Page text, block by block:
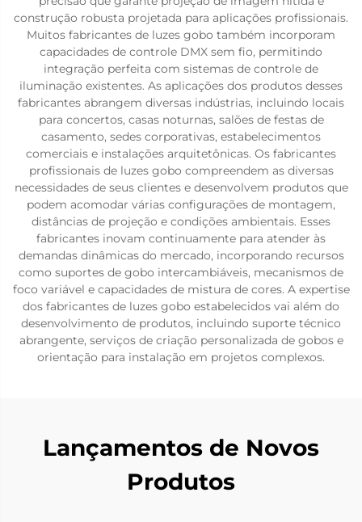
construção robusta projetada para aplicações profissionais.
Muitos fabricantes de luzes gobo também incorporam
capacidades de controle DMX sem fio, permitindo
integração perfeita com sistemas de controle de
iluminação existentes. As aplicações dos produtos desses
fabricantes abrangem diversas indústrias, incluindo locais
para concertos, casas noturnas, salões de festas de
casamento, sedes corporativas, estabelecimentos
comerciais e instalações arquitetônicas. Os fabricantes
profissionais de luzes gobo compreendem as diversas
necessidades de seus clientes e desenvolvem produtos que
podem acomodar várias configurações de montagem,
distâncias de projeção e condições ambientais. Esses
fabricantes inovam continuamente para atender às
demandas dinâmicas do mercado, incorporando recursos
como suportes de gobo intercambiáveis, mecanismos de
foco variável e capacidades de mistura de cores. A expertise
dos fabricantes de luzes gobo estabelecidos vai além do
desenvolvimento de produtos, incluindo suporte técnico
abrangente, serviços de criação personalizada de gobos e
orientação para instalação em projetos complexos.
Lançamentos de Novos
Produtos